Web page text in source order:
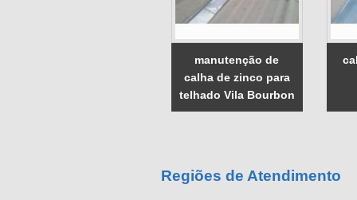
manutenção de
calha de zinco para
telhado Vila Bourbon
Regiões de Atendimento